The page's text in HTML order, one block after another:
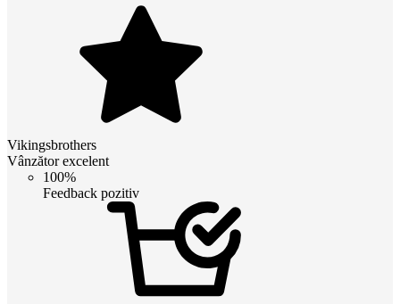
Vikingsbrothers
Vânzător excelent
100%
Feedback pozitiv